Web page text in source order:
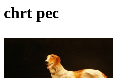
chrt pec